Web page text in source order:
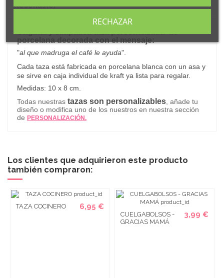
Reseñas(0)
porcelana decorada con el mensaje:
"al que madruga el café le ayuda"
Cada taza está fabricada en porcelana blanca con un asa y
se sirve en caja individual de kraft ya lista para regalar.
Medidas: 10 x 8 cm.
Todas nuestras tazas son personalizables , añade tu
diseño o modifica uno de los nuestros en nuestra sección
de PERSONALIZACIÓN.
Los clientes que adquirieron este producto
también compraron:
TAZA COCINERO 6,95 €
CUELGABOLSOS -
GRACIAS MAMÁ
3,99 €
RECHAZAR